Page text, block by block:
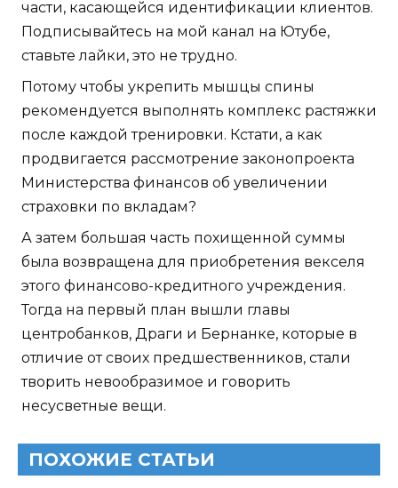
части, касающейся идентификации клиентов.
Подписывайтесь на мой канал на Ютубе,
ставьте лайки, это не трудно.
Потому чтобы укрепить мышцы спины
рекомендуется выполнять комплекс растяжки
после каждой тренировки. Кстати, а как
продвигается рассмотрение законопроекта
Министерства финансов об увеличении
страховки по вкладам?
А затем большая часть похищенной суммы
была возвращена для приобретения векселя
этого финансово-кредитного учреждения.
Тогда на первый план вышли главы
центробанков, Драги и Бернанке, которые в
отличие от своих предшественников, стали
творить невообразимое и говорить
несусветные вещи.
ПОХОЖИЕ СТАТЬИ